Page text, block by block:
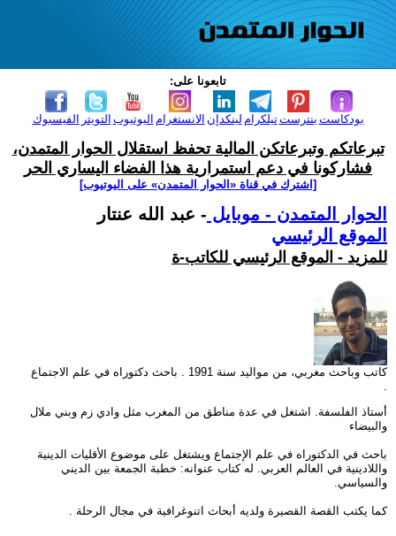
تابعونا على:
الفيسبوك التويتر اليوتيوب الانستغرام لينكدإن تيلكرامبنترست بودكاست
تبرعاتكم وتبرعاتكن المالية تحفظ استقلال الحوار المتمدن،
فشاركونا في دعم استمرارية هذا الفضاء اليساري الحر
[اشترك في قناة ‫«الحوار المتمدن» على اليوتيوب]
الحوار المتمدن - موبايل - عبد الله عنتار
الموقع الرئيسي
للمزيد - الموقع الرئيسي للكاتب-ة
كاتب وباحث مغربي، من مواليد سنة 1991 . باحث دكتوراه في علم الاجتماع
أستاذ الفلسفة. اشتغل في عدة مناطق من المغرب مثل وادي زم وبني ملال
والبيضاء
باحث في الدكتوراه في علم الإجتماع ويشتغل على موضوع الأقليات الدينية
واللادينية في العالم العربي. له كتاب عنوانه: خطبة الجمعة بين الديني
والسياسي.
كما يكتب القصة القصيرة ولديه أبحاث اتنوغرافية في مجال الرحلة .